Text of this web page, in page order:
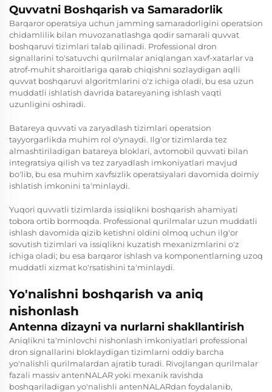
Quvvatni Boshqarish va Samaradorlik
Barqaror operatsiya uchun jamming samaradorligini operatsion
chidamlilik bilan muvozanatlashga qodir samarali quvvat
boshqaruvi tizimlari talab qilinadi. Professional dron
signallarini to'satuvchi qurilmalar aniqlangan xavf-xatarlar va
atrof-muhit sharoitlariga qarab chiqishni sozlaydigan aqlli
quvvat boshqaruvi algoritmlarini o'z ichiga oladi, bu esa uzun
muddatli ishlatish davrida batareyaning ishlash vaqti
uzunligini oshiradi.
Batareya quvvati va zaryadlash tizimlari operatsion
tayyorgarlikda muhim rol o'ynaydi. Ilg'or tizimlarda tez
almashtiriladigan batareya bloklari, avtomobil quvvati bilan
integratsiya qilish va tez zaryadlash imkoniyatlari mavjud
bo'lib, bu esa muhim xavfsizlik operatsiyalari davomida doimiy
ishlatish imkonini ta'minlaydi.
Yuqori quvvatli tizimlarda issiqlikni boshqarish ahamiyati
tobora ortib bormoqda. Professional qurilmalar uzun muddatli
ishlash davomida qizib ketishni oldini olmoq uchun ilg'or
sovutish tizimlari va issiqlikni kuzatish mexanizmlarini o'z
ichiga oladi; bu esa barqaror ishlash va komponentlarning uzoq
muddatli xizmat ko'rsatishini ta'minlaydi.
Yo'nalishni boshqarish va aniq
nishonlash
Antenna dizayni va nurlarni shakllantirish
Aniqlikni ta'minlovchi nishonlash imkoniyatlari professional
dron signallarini bloklaydigan tizimlarni oddiy barcha
yo'nalishli qurilmalardan ajratib turadi. Rivojlangan qurilmalar
fazali massiv antenNALAR yoki mexanik ravishda
boshqariladigan yo'nalishli antenNALARdan foydalanib,